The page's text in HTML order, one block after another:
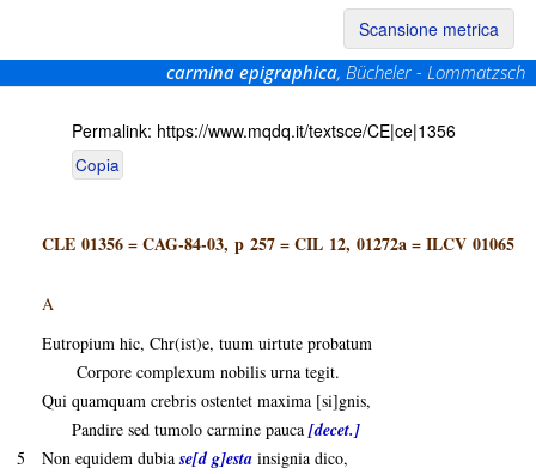
Scansione metrica
carmina epigraphica, Bücheler - Lommatzsch
Permalink: https://www.mqdq.it/textsce/CE|ce|1356
Copia
CLE 01356=CAG-84-03, p 257=CIL 12, 01272a=ILCV 01065
A
Eutropium hic, Chr(ist)e, tuum uirtute probatum
Corpore complexum nobilis urna tegit.
Qui quamquam crebris ostentet maxima [si]gnis,
Pandire sed tumolo carmine pauca [decet.]
5 Non equidem dubiase[d g]esta insignia dico,